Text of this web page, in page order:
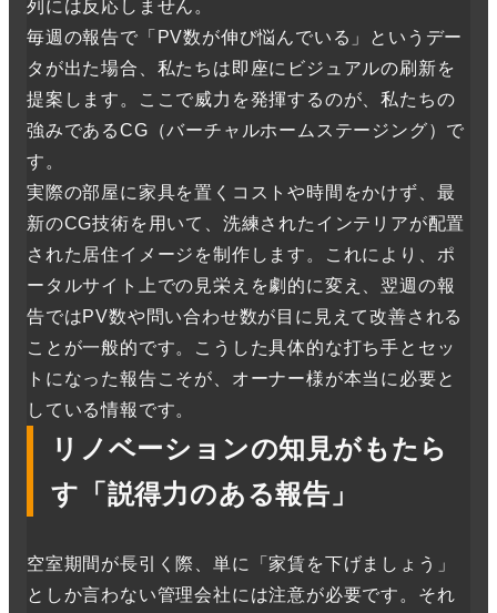
列には反応しません。
毎週の報告で「PV数が伸び悩んでいる」というデー
タが出た場合、私たちは即座にビジュアルの刷新を
提案します。ここで威力を発揮するのが、私たちの
強みであるCG（バーチャルホームステージング）で
す。
実際の部屋に家具を置くコストや時間をかけず、最
新のCG技術を用いて、洗練されたインテリアが配置
された居住イメージを制作します。これにより、ポ
ータルサイト上での見栄えを劇的に変え、翌週の報
告ではPV数や問い合わせ数が目に見えて改善される
ことが一般的です。こうした具体的な打ち手とセッ
トになった報告こそが、オーナー様が本当に必要と
している情報です。
リノベーションの知見がもたら
す「説得力のある報告」
空室期間が長引く際、単に「家賃を下げましょう」
としか言わない管理会社には注意が必要です。それ